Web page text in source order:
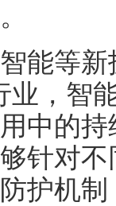
等新
业，智
中的
针对
护机